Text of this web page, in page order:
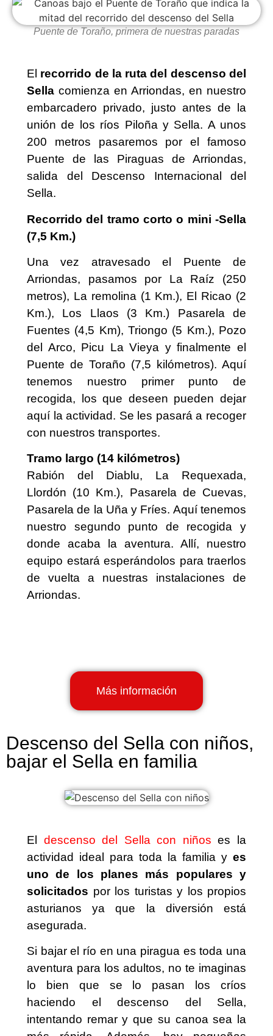
Puente de Toraño, primera de nuestras paradas
El recorrido de la ruta del descenso del
Sella comienza en Arriondas, en nuestro
embarcadero privado, justo antes de la
unión de los ríos Piloña y Sella. A unos
200 metros pasaremos por el famoso
Puente de las Piraguas de Arriondas,
salida del Descenso Internacional del
Sella.
Recorrido del tramo corto o mini -Sella
(7,5 Km.)
Una vez atravesado el Puente de
Arriondas, pasamos por La Raíz (250
metros), La remolina (1 Km.), El Ricao (2
Km.), Los Llaos (3 Km.) Pasarela de
Fuentes (4,5 Km), Triongo (5 Km.), Pozo
del Arco, Picu La Vieya y finalmente el
Puente de Toraño (7,5 kilómetros). Aquí
tenemos nuestro primer punto de
recogida, los que deseen pueden dejar
aquí la actividad. Se les pasará a recoger
con nuestros transportes.
Tramo largo (14 kilómetros)
Rabión del Diablu, La Requexada,
Llordón (10 Km.), Pasarela de Cuevas,
Pasarela de la Uña y Fríes. Aquí tenemos
nuestro segundo punto de recogida y
donde acaba la aventura. Allí, nuestro
equipo estará esperándolos para traerlos
de vuelta a nuestras instalaciones de
Arriondas.
Más información
Descenso del Sella con niños,
bajar el Sella en familia
El descenso del Sella con niños es la
actividad ideal para toda la familia y es
uno de los planes más populares y
solicitados por los turistas y los propios
asturianos ya que la diversión está
asegurada.
Si bajar el río en una piragua es toda una
aventura para los adultos, no te imaginas
lo bien que se lo pasan los críos
haciendo el descenso del Sella,
intentando remar y que su canoa sea la